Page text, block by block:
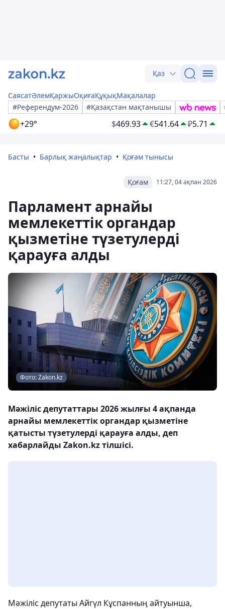
Қаз
СаясатӘлемҚаржыОқиғаҚұқықМақалалар
#Референдум-2026
#Қазақстан мақтанышы
+29° $469.93 €541.64 ₽5.71
Басты Барлық жаңалықтар Қоғам тынысы
11:27, 04 ақпан 2026
Қоғам
Парламент арнайы
мемлекеттік органдар
қызметіне түзетулерді
қарауға алды
Фото: Zakon.kz
Мәжіліс депутаттары 2026 жылғы 4 ақпанда
арнайы мемлекеттік органдар қызметіне
қатысты түзетулерді қарауға алды, деп
хабарлайды Zakon.kz тілшісі.
Мәжіліс депутаты Айгүл Кұспанның айтуынша,